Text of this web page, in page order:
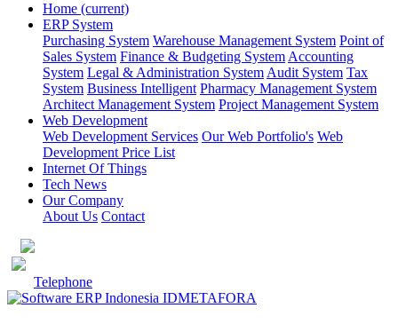
Home (current)
ERP System
Purchasing System Warehouse Management System Point of
Sales System Finance & Budgeting System Accounting
System Legal & Administration System Audit System Tax
System Business Intelligent Pharmacy Management System
Architect Management System Project Management System
Web Development
Web Development Services Our Web Portfolio's Web
Development Price List
Internet Of Things
Tech News
Our Company
About Us Contact
Telephone